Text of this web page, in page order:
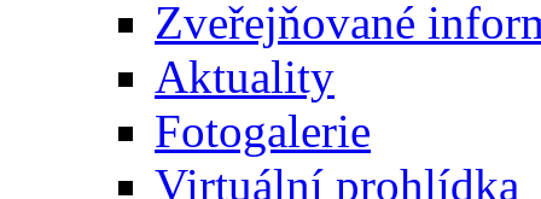
Zveřejňované
Aktuality
Fotogalerie
Virtuální prohlídka